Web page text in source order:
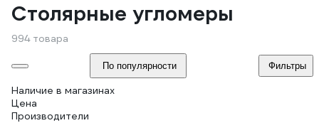
Столярные угломеры
994 товара
По популярности Фильтры
Наличие в магазинах
Цена
Производители